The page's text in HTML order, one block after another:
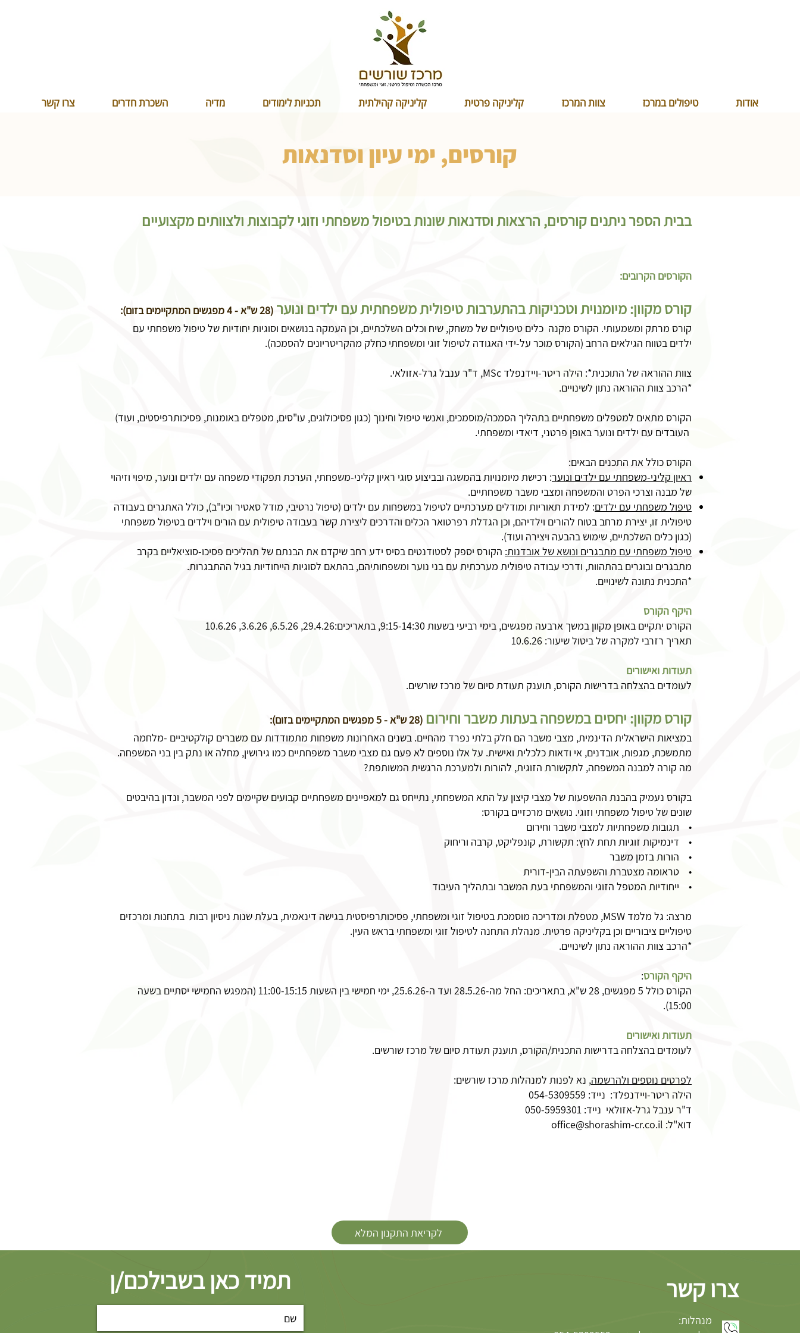
אודות טיפולים במרכז צוות המרכז קליניקה פרטית קליניקה קהילתית תכניות לימודים מדיה השכרת חדרים צרו קשר
קורסים, ימי עיון וסדנאות
בבית הספר ניתנים קורסים, הרצאות וסדנאות שונות בטיפול משפחתי וזוגי לקבוצות ולצוותים מקצועיים
הקורסים הקרובים:
קורס מקוון: מיומנוית וטכניקות בהתערבות טיפולית משפחתית עם ילדים ונוער (28 ש"א - 4 מפגשים המתקיימים בזום):
קורס מרתק ומשמעותי. הקורס מקנה כלים טיפוליים של משחק, שיח וכלים השלכתיים, וכן העמקה בנושאים וסוגיות יחודיות של טיפול משפחתי עם
ילדים בטווח הגילאים הרחב (הקורס מוכר על-ידי האגודה לטיפול זוגי ומשפחתי כחלק מהקריטריונים להסמכה).
צוות ההוראה של התוכנית*: הילה ריטר-ויידנפלד MSc, ד"ר ענבל גרל-אזולאי
.
*הרכב צוות ההוראה נתון לשינויים.
הקורס מתאים למטפלים משפחתיים בתהליך הסמכה/מוסמכים, ואנשי טיפול וחינוך (כגון פסיכולוגים, עו"סים, מטפלים באומנות, פסיכותרפיסטים, ועוד)
העובדים עם ילדים ונוער באופן פרטני, דיאדי ומשפחתי.
הקורס כולל את התכנים הבאים:
ראיון קליני-משפחתי עם ילדים ונוער: רכישת מיומנויות בהמשגה ובביצוע סוגי ראיון קליני-משפחתי, הערכת תפקודי משפחה עם ילדים ונוער, מיפוי וזיהוי
של מבנה וצרכי הפרט והמשפחה ומצבי משבר משפחתיים.
טיפול משפחתי עם ילדים: למידת תאוריות ומודלים מערכתיים לטיפול במשפחות עם ילדים (טיפול נרטיבי, מודל סאטיר וכיו"ב), כולל האתגרים בעבודה
טיפולית זו, יצירת מרחב בטוח להורים וילדיהם, וכן הגדלת רפרטואר הכלים והדרכים ליצירת קשר בעבודה טיפולית עם הורים וילדים בטיפול משפחתי
(כגון כלים השלכתיים, שימוש בהבעה ויצירה ועוד).
טיפול משפחתי עם מתבגרים ונושא של אובדנות: הקורס יספק לסטודנטים בסיס ידע רחב שיקדם את הבנתם של תהליכים פסיכו-סוציאליים בקרב
מתבגרים ובוגרים בהתהוות, ודרכי עבודה טיפולית מערכתית עם בני נוער ומשפחותיהם, בהתאם לסוגיות הייחודיות בגיל ההתבגרות.
*התכנית נתונה לשינויים.
היקף הקורס
הקורס יתקיים באופן מקוון במשך ארבעה מפגשים, בימי רביעי בשעות 9:15-14:30, בתאריכים:29.4.26, 6.5.26, 3.6.26, 10.6.26
תאריך רזרבי למקרה של ביטול שיעור: 10.6.26
תעודות ואישורים
לעומדים בהצלחה בדרישות הקורס, תוענק תעודת סיום של מרכז שורשים.
קורס מקוון: יחסים במשפחה בעתות משבר וחירום (28 ש"א - 5 מפגשים המתקיימים בזום):
במציאות הישראלית הדינמית, מצבי משבר הם חלק בלתי נפרד מהחיים. בשנים האחרונות משפחות מתמודדות עם משברים קולקטיביים -מלחמה
מתמשכת, מגפות, אובדנים, אי ודאות כלכלית ואישית. על אלו נוספים לא פעם גם מצבי משבר משפחתיים כמו גירושין, מחלה או נתק בין בני המשפחה.
מה קורה למבנה המשפחה, לתקשורת הזוגית, להורות ולמערכת הרגשית המשותפת?
בקורס נעמיק בהבנת ההשפעות של מצבי קיצון על התא המשפחתי, נתייחס גם למאפיינים משפחתיים קבועים שקיימים לפני המשבר, ונדון בהיבטים
שונים של טיפול משפחתי וזוגי. נושאים מרכזיים בקורס:
• תגובות משפחתיות למצבי משבר וחירום
• דינמיקות זוגיות תחת לחץ: תקשורת, קונפליקט, קרבה וריחוק
• הורות בזמן משבר
• טראומה מצטברת והשפעתה הבין-דורית
• ייחודיות המטפל הזוגי והמשפחתי בעת המשבר ובתהליך העיבוד
מרצה: גל מלמד MSW, מטפלת ומדריכה מוסמכת בטיפול זוגי ומשפחתי, פסיכותרפיסטית בגישה דינאמית, בעלת שנות ניסיון רבות בתחנות ומרכזים
טיפוליים ציבוריים וכן בקליניקה פרטית. מנהלת התחנה לטיפול זוגי ומשפחתי בראש העין.
*הרכב צוות ההוראה נתון לשינויים.
היקף הקורס:
​הקורס כולל 5 מפגשים, 28 ש"א, בתאריכים: החל מה-28.5.26 ועד ה-25.6.26, ימי חמישי בין השעות 11:00-15:15 (המפגש החמישי יסתיים בשעה
15:00).
תעודות ואישורים
לעומדים בהצלחה בדרישות התכנית/הקורס, תוענק תעודת סיום של מרכז שורשים.
לפרטים נוספים ולהרשמה, נא לפנות למנהלות מרכז שורשים:
הילה ריטר-ויידנפלד: נייד: 054-5309559
ד"ר ענבל גרל-אזולאי נייד: 050-5959301
דוא"ל: office@shorashim-cr.co.il
לקריאת התקנון המלא
תמיד כאן בשבילכם/ן צרו קשר
מנהלות: